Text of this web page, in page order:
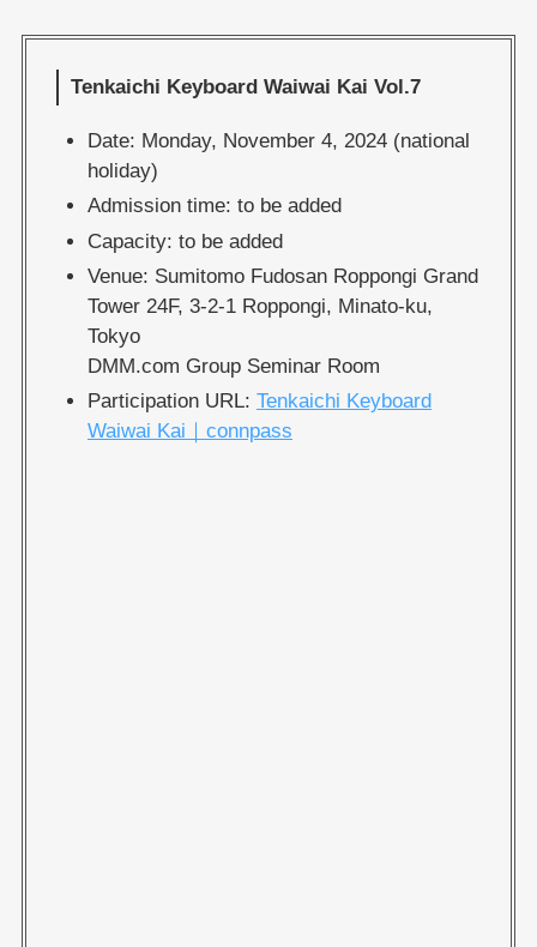
Tenkaichi Keyboard Waiwai Kai Vol.7
Date: Monday, November 4, 2024 (national
holiday)
Admission time: to be added
Capacity: to be added
Venue: Sumitomo Fudosan Roppongi Grand
Tower 24F, 3-2-1 Roppongi, Minato-ku,
Tokyo
DMM.com Group Seminar Room
Participation URL: Tenkaichi Keyboard
Waiwai Kai｜connpass